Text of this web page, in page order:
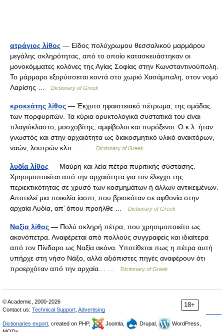
ατράγιος λίθος — Είδος πολύχρωμου θεσσαλικού μαρμάρου
μεγάλης σκληρότητας, από το οποίο κατασκευάστηκαν οι
μονοκόμματες κολόνες της Αγίας Σοφίας στην Κωνσταντινούπολη.
Το μάρμαρο εξορύσσεται κοντά στο χωριό Χασάμπαλη, στον νομό
Λαρίσης …
Dictionary of Greek
κροκεάτης λίθος — Έκχυτο ηφαιστειακό πέτρωμα, της ομάδας
των πορφυριτών. Τα κύρια ορυκτολογικά συστατικά του είναι
πλαγιόκλαστο, μοσχοβίτης, αμφίβολοι και πυρόξενοι. Ο κ.λ. ήταν
γνωστός και στην αρχαιότητα ως διακοσμητικό υλικό ανακτόρων,
ναών, λουτρών κλπ.… …
Dictionary of Greek
λυδία λίθος — Μαύρη και λεία πέτρα πυριτικής σύστασης.
Χρησιμοποιείται από την αρχαιότητα για τον έλεγχο της
περιεκτικότητας σε χρυσό των κοσμημάτων ή άλλων αντικειμένων.
Αποτελεί μια ποικιλία ίασπι, που βρισκόταν σε αφθονία στην
αρχαία Λυδία, απ’ όπου προήλθε …
Dictionary of Greek
Ναξία λίθος — Πολύ σκληρή πέτρα, που χρησιμοποιείτο ως
ακονόπετρα. Αναφέρεται από πολλούς συγγραφείς και ιδιαίτερα
από τον Πίνδαρο ως Ναξία ακόνα. Υποτίθεται πως η πέτρα αυτή
υπήρχε στη νήσο Νάξο, αλλά αξιόπιστες πηγές αναφέρουν ότι
προερχόταν από την αρχαία… …
Dictionary of Greek
18+
© Academic, 2000-2026
Contact us: Technical Support Advertising
Dictionaries export , created on PHP, Joomla, Drupal,
WordPress,